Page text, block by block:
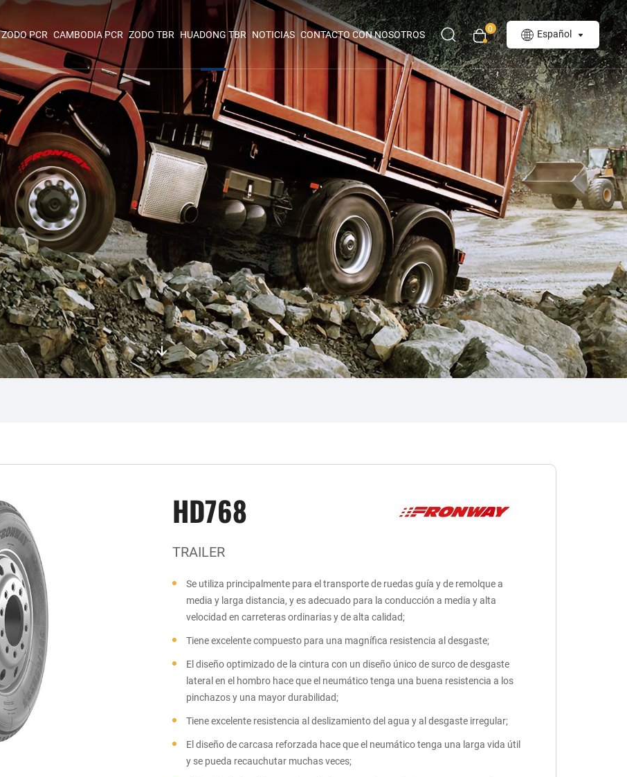
ZODO PCR CAMBODIA PCR ZODO TBR HUADONG TBR NOTICIAS CONTACTO CON NOSOTROS 0 Español
HD768
TRAILER
Se utiliza principalmente para el transporte de ruedas guía y de remolque a
media y larga distancia, y es adecuado para la conducción a media y alta
velocidad en carreteras ordinarias y de alta calidad;
Tiene excelente compuesto para una magnífica resistencia al desgaste;
El diseño optimizado de la cintura con un diseño único de surco de desgaste
lateral en el hombro hace que el neumático tenga una buena resistencia a los
pinchazos y una mayor durabilidad;
Tiene excelente resistencia al deslizamiento del agua y al desgaste irregular;
El diseño de carcasa reforzada hace que el neumático tenga una larga vida útil
y se pueda recauchutar muchas veces;